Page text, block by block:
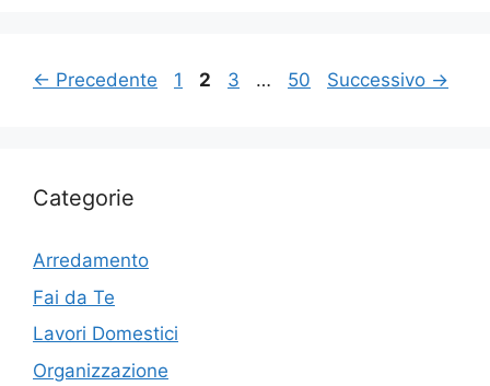
← Precedente Pagina
1 Pagina
2 Pagina
3 … Pagina
50 Successivo →
Categorie
Arredamento
Fai da Te
Lavori Domestici
Organizzazione